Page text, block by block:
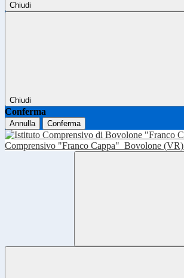
Chiudi
Chiudi
Conferma
Annulla Conferma
Comprensivo "Franco Cappa" Bovolone (VR)